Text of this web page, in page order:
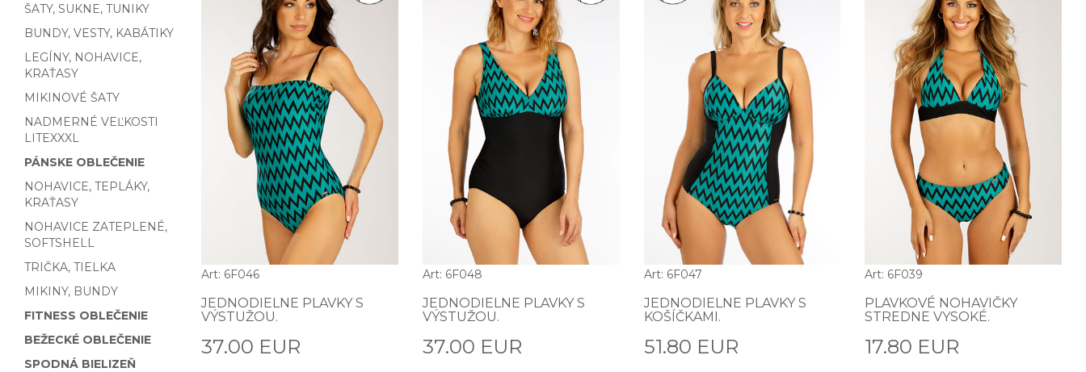
ŠATY, SUKNE, TUNIKY
BUNDY, VESTY, KABÁTIKY
LEGÍNY, NOHAVICE,
KRAŤASY
MIKINOVÉ ŠATY
NADMERNÉ VEĽKOSTI
LITEXXXL
PÁNSKE OBLEČENIE
NOHAVICE, TEPLÁKY,
KRAŤASY
NOHAVICE ZATEPLENÉ,
SOFTSHELL
TRIČKA, TIELKA
MIKINY, BUNDY
FITNESS OBLEČENIE
BEŽECKÉ OBLEČENIE
SPODNÁ BIELIZEŇ
Art: 6F046
JEDNODIELNE PLAVKY S
VÝSTUŽOU.
37.00 EUR
Art: 6F048
JEDNODIELNE PLAVKY S
VÝSTUŽOU.
37.00 EUR
Art: 6F047
JEDNODIELNE PLAVKY S
KOŠÍČKAMI.
51.80 EUR
Art: 6F039
PLAVKOVÉ NOHAVIČKY
STREDNE VYSOKÉ.
17.80 EUR